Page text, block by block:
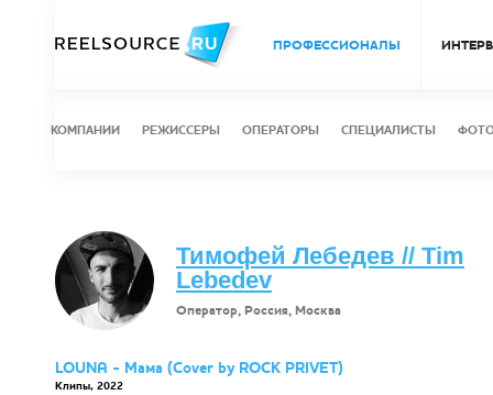
ПРОФЕССИОНАЛЫ
КОМПАНИИ РЕЖИССЕРЫ ОПЕРАТОРЫ СПЕЦИАЛИСТЫ
Тимофей Лебедев // Tim
Lebedev
Оператор, Россия, Москва
LOUNA - Мама (Cover by ROCK PRIVET)
Клипы, 2022